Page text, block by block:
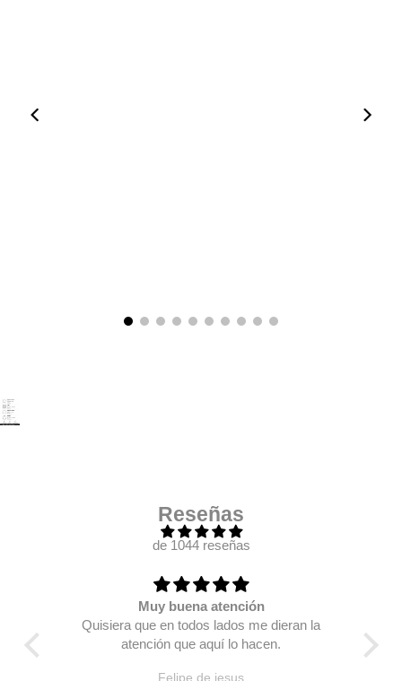
Reseñas
de 1044 reseñas
Muy buena atención
Quisiera que en todos lados me dieran la
atención que aquí lo hacen.
Felipe de jesus
y